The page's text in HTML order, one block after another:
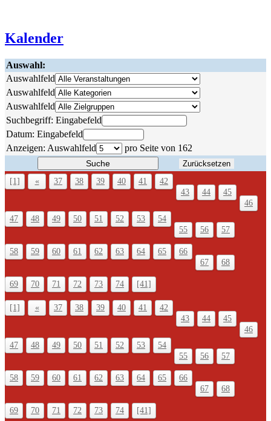
Kalender
Auswahl:
Auswahlfeld
Auswahlfeld
Auswahlfeld
Suchbegriff: Eingabefeld
Datum: Eingabefeld
Anzeigen: Auswahlfeld pro Seite von 162
Suche
Zurücksetzen
[1]
« 37 38 39 40 41
42
43
44
45
46
47
48 49 50 51 52 53
54
55
56 57
58 59 60 61 62 63 64 65
66
67
68
69 70 71 72 73 74 [41]
[1] « 37 38 39 40 41
42
43
44
45
46
47
48 49 50 51 52 53
54
55
56 57
58 59 60 61 62 63 64 65
66
67
68
69 70 71 72 73 74 [41]